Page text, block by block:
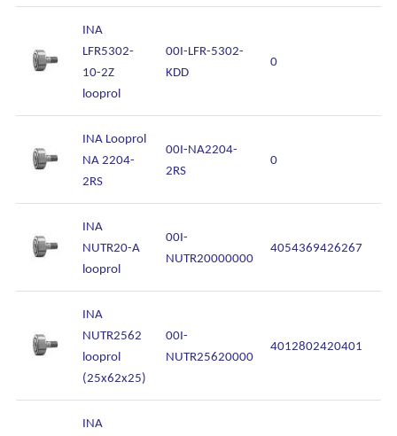
INA
LFR5302-
10-2Z
looprol
00I-LFR-5302-
KDD
0
INA Looprol
NA 2204-
2RS
00I-NA2204-
2RS
0
INA
NUTR20-A
looprol
00I-
NUTR20000000
4054369426267
INA
NUTR2562
looprol
(25x62x25)
00I-
NUTR25620000
4012802420401
INA